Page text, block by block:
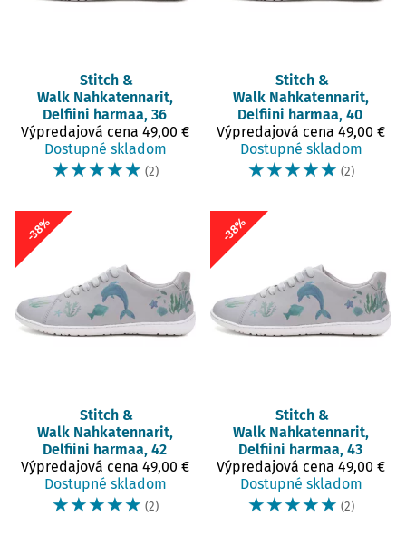
Stitch &
Walk Nahkatennarit,
Delfiini harmaa, 36
Výpredajová cena 49,00 €
Dostupné skladom
☆☆☆☆☆ (2)
Stitch &
Walk Nahkatennarit,
Delfiini harmaa, 40
Výpredajová cena 49,00 €
Dostupné skladom
☆☆☆☆☆ (2)
-38%
Stitch &
Walk Nahkatennarit,
Delfiini harmaa, 42
Výpredajová cena 49,00 €
Dostupné skladom
☆☆☆☆☆ (2)
-38%
Stitch &
Walk Nahkatennarit,
Delfiini harmaa, 43
Výpredajová cena 49,00 €
Dostupné skladom
☆☆☆☆☆ (2)